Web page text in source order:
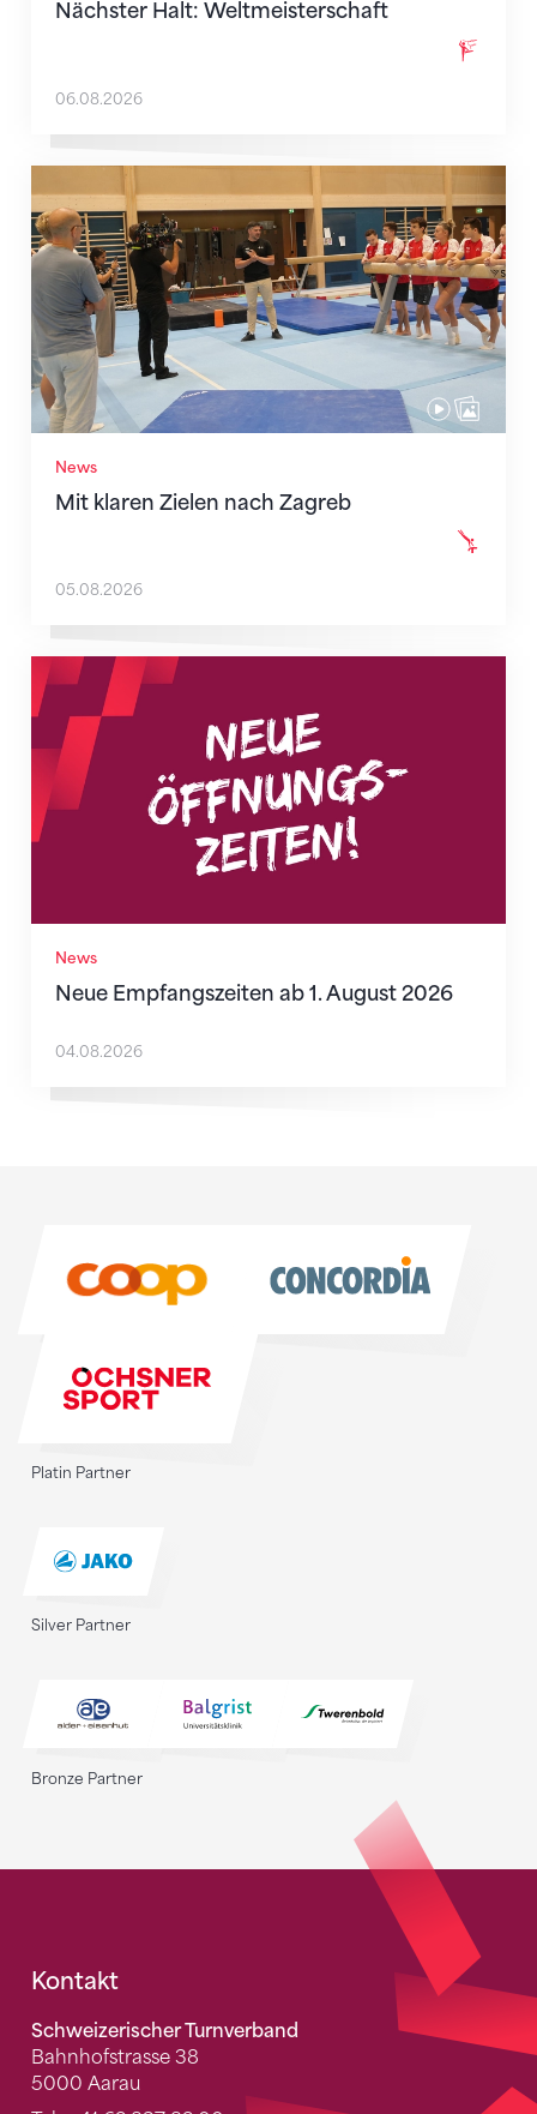
Nächster Halt: Weltmeisterschaft
06.08.2026
News
Mit klaren Zielen nach Zagreb
Mit klaren Zielen nach Zagreb
05.08.2026
News
Neue Empfangszeiten ab 1. August 2026
Neue Empfangszeiten ab 1. August 2026
04.08.2026
Platin Partner
Silver Partner
Bronze Partner
Fusszeile
Kontakt
Schweizerischer Turnverband
Bahnhofstrasse 38
5000 Aarau